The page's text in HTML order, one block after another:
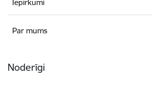
Iepirkumi
Par mums
Noderīgi